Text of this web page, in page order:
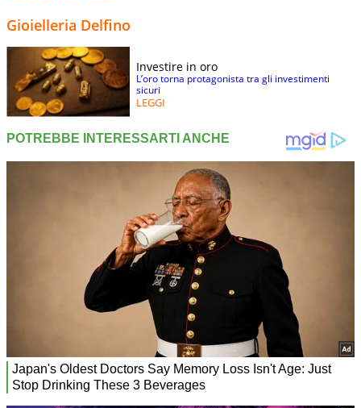
Gioielleria Delfino
Investire in oro
L’oro torna protagonista tra gli investimenti
sicuri
LEGGI